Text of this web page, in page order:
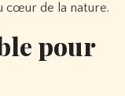
cœur de la nature.
pour